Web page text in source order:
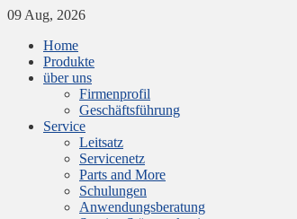
09 Aug, 2026
Home
Produkte
über uns
Firmenprofil
Geschäftsführung
Service
Leitsatz
Servicenetz
Parts and More
Schulungen
Anwendungsberatung